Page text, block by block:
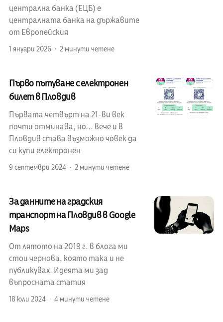
централна банка (ЕЦБ) е
централната банка на държавите
от Европейския
1 януари 2026 2 минути четене
Първо пътуване с електронен
билет в Пловдив
Първата четвърт на 21-ви век
почти отминава, но... вече и в
Пловдив става възможно човек да
си купи електронен
9 септември 2024 2 минути четене
За данните на градския
транспорт на Пловдив в Google
Maps
От лятото на 2019 г. в блога ми
стои чернова, която така и не
публикувах. Идеята ми зад
въпросната статия
18 юли 2024 4 минути четене